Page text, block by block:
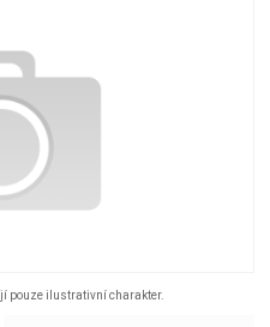
pouze ilustrativní charakter.